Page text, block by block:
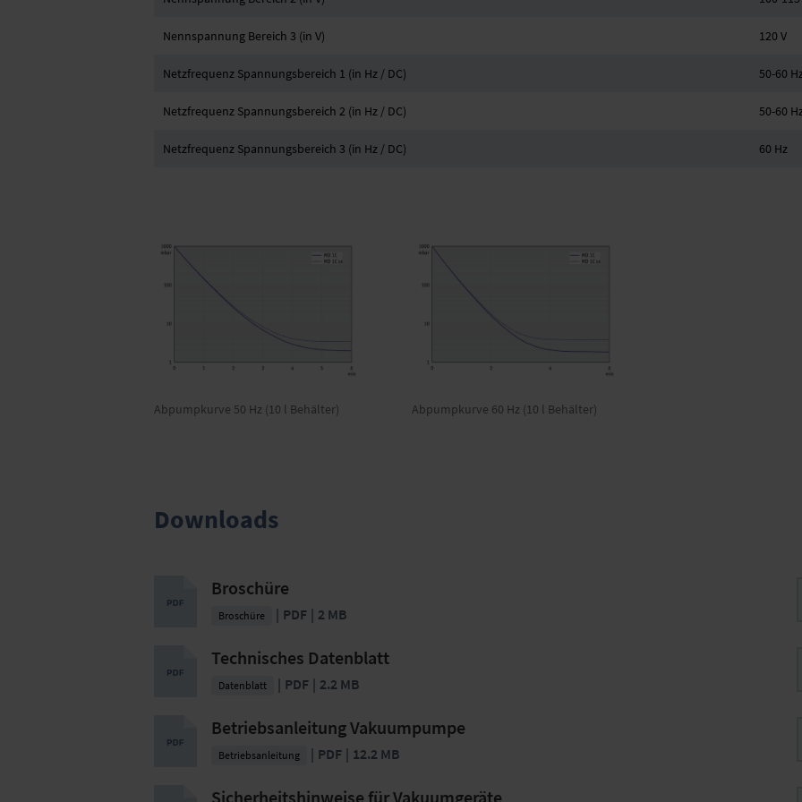
Nennspannung Bereich 3 (in V) 120 V
Netzfrequenz Spannungsbereich 1 (in Hz / DC) 50-60
Netzfrequenz Spannungsbereich 2 (in Hz / DC) 50-60
Netzfrequenz Spannungsbereich 3 (in Hz / DC) 60 Hz
Abpumpkurve 50 Hz (10 l Behälter) Abpumpkurve 60 Hz (10 l Behälter)
Downloads
Broschüre
Broschüre PDF 2 MB
Technisches Datenblatt
Datenblatt PDF 2.2 MB
Betriebsanleitung Vakuumpumpe
Betriebsanleitung PDF 12.2 MB
Sicherheitshinweise für Vakuumgeräte